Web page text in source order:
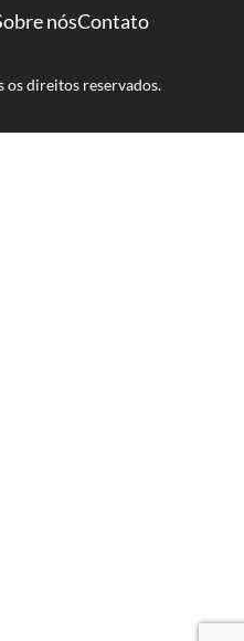
nósContato
direitos reservados.